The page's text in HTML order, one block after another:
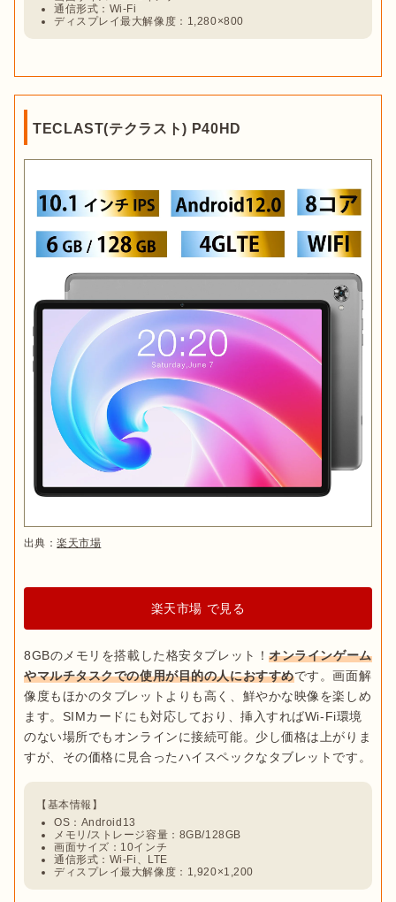
通信形式：Wi-Fi
ディスプレイ最大解像度：1,280×800
TECLAST(テクラスト) P40HD
出典：楽天市場
楽天市場 で見る
8GBのメモリを搭載した格安タブレット！オンラインゲーム
やマルチタスクでの使用が目的の人におすすめです。画面解
像度もほかのタブレットよりも高く、鮮やかな映像を楽しめ
ます。SIMカードにも対応しており、挿入すればWi-Fi環境
のない場所でもオンラインに接続可能。少し価格は上がりま
OS：Android13
メモリ/ストレージ容量：8GB/128GB
画面サイズ：10インチ
通信形式：Wi-Fi、LTE
ディスプレイ最大解像度：1,920×1,200